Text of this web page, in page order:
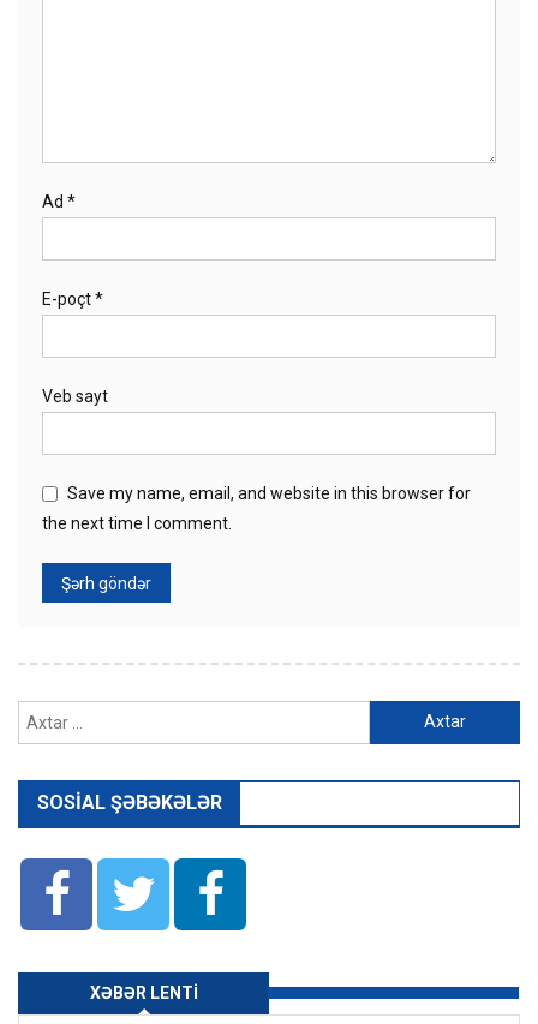
Ad *
E-poçt*
Veb sayt
Save my name, email, and website in this browser for
the next time I comment.
SOSIAL ŞƏBƏKƏLƏR
XƏBƏR LENTI